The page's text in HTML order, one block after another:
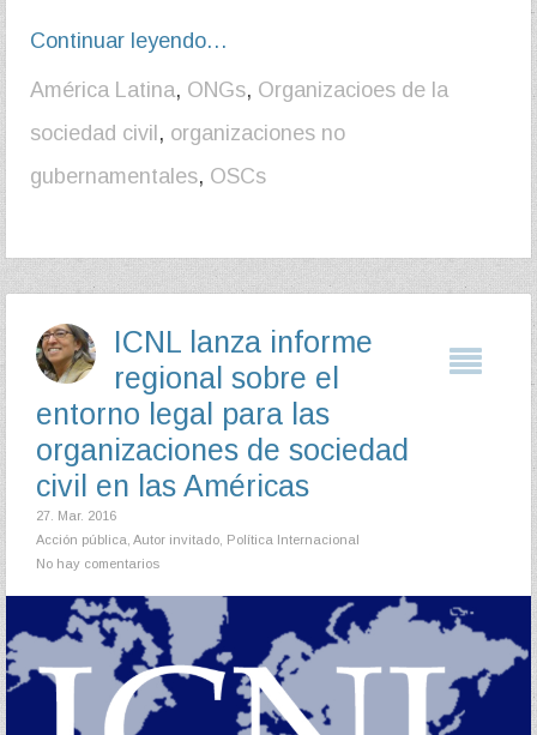
Continuar leyendo…
América Latina, ONGs, Organizacioes de la
sociedad civil , organizaciones no
gubernamentales, OSCs
ICNL lanza informe
regional sobre el
entorno legal para las
organizaciones de sociedad
civil en las Américas
27. Mar. 2016
Acción pública Autor invitado Política Internacional
No hay comentarios